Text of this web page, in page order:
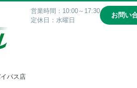
営業時間：10:00～17:30
定休日：水曜日
お問い
パス店